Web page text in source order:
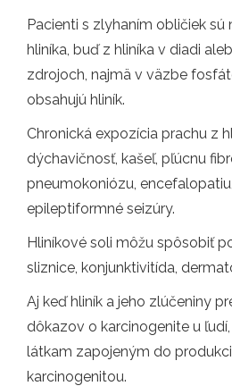
Pacienti s zlyhaním obličiek sú
hliníka, buď z hliníka v diadi
zdrojoch, najmä v väzbe
obsahujú hliník.
Chronická expozícia prachu z
dýchavičnosť, kašeľ, pľúcnu
pneumokoniózu,
epileptiformné seizúry.
Hliníkové soli môžu spôsobiť
sliznice, konjunktivitída,
Aj keď hliník a jeho zlúčeniny
dôkazov o karcinogenite u
látkam zapojeným do
karcinogenitou.